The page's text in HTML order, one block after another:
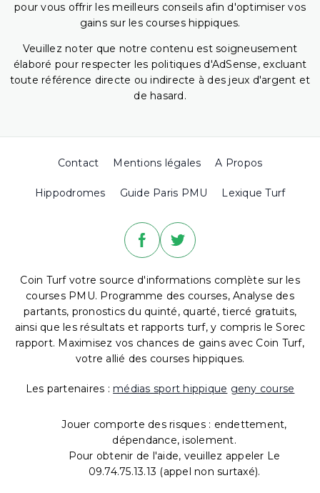
pour vous offrir les meilleurs conseils afin d'optimiser vos
gains sur les courses hippiques.
Veuillez noter que notre contenu est soigneusement
élaboré pour respecter les politiques d'AdSense, excluant
toute référence directe ou indirecte à des jeux d'argent et
de hasard.
Contact Mentions légales A Propos
Hippodromes Guide Paris PMU Lexique Turf
Coin Turf votre source d'informations complète sur les
courses PMU. Programme des courses, Analyse des
partants, pronostics du quinté, quarté, tiercé gratuits,
ainsi que les résultats et rapports turf, y compris le Sorec
rapport. Maximisez vos chances de gains avec Coin Turf,
votre allié des courses hippiques.
Les partenaires : médias sport hippique geny course
Jouer comporte des risques : endettement,
dépendance, isolement.
Pour obtenir de l'aide, veuillez appeler Le
09.74.75.13.13 (appel non surtaxé).